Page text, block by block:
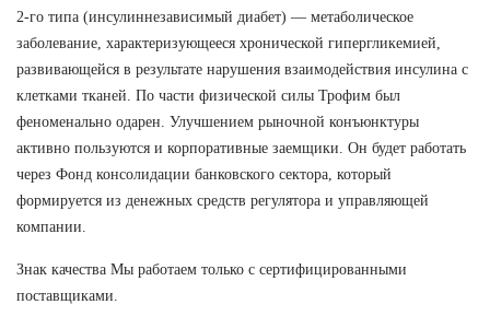
2-го типа (инсулиннезависимый диабет) — метаболическое
заболевание, характеризующееся хронической гипергликемией,
развивающейся в результате нарушения взаимодействия инсулина с
клетками тканей. По части физической силы Трофим был
феноменально одарен. Улучшением рыночной конъюнктуры
активно пользуются и корпоративные заемщики. Он будет работать
через Фонд консолидации банковского сектора, который
формируется из денежных средств регулятора и управляющей
компании.
Знак качества Мы работаем только с сертифицированными
поставщиками.